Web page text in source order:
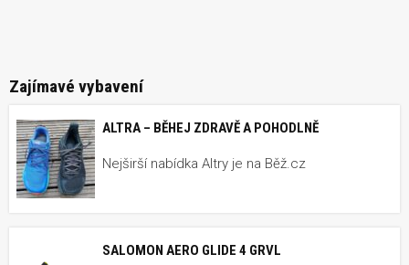
Zajímavé vybavení
ALTRA – BĚHEJ ZDRAVĚ A POHODLNĚ
Nejširší nabídka Altry je na Běž.cz
SALOMON AERO GLIDE 4 GRVL